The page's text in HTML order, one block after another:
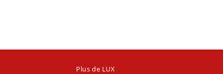
Plus de LUX